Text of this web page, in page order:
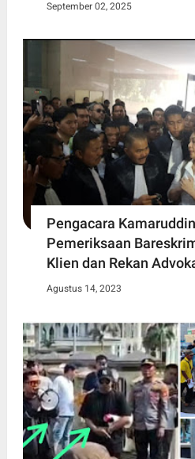
September 02, 2025
Pengacara
Pemeriksaan
Klien dan Rekan
Agustus 14, 2023